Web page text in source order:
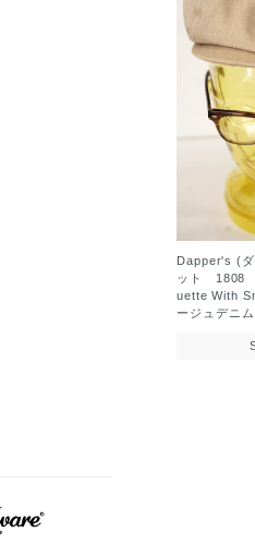
Dapper's (
ット 1808
uette With
ージュデニム